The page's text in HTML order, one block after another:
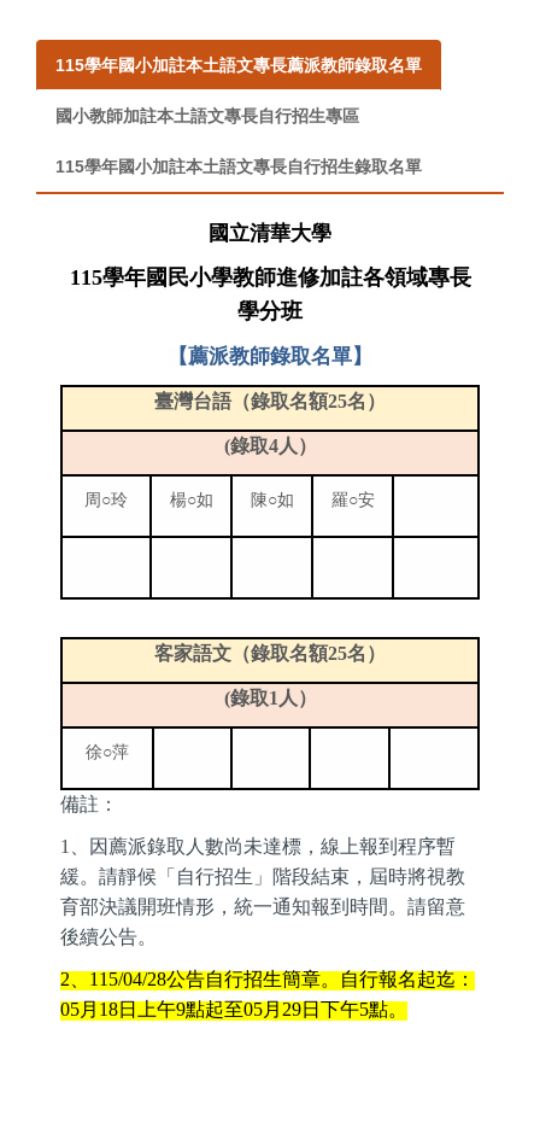
115學年國小加註本土語文專長薦派教師錄取名單
國小教師加註本土語文專長自行招生專區
115學年國小加註本土語文專長自行招生錄取名單
國立清華大學
115學年國民小學教師進修加註各領域專長
學分班
【薦派教師錄取名單】
臺灣台語（錄取名額25名）
(錄取4人）
周○玲 楊○如 陳○如 羅○安
客家語文（錄取名額25名）
(錄取1人）
徐○萍
備註：
1
、因薦派錄取人數尚未達標，線上報到程序暫
緩。 請靜候「自行招生」階段結束，屆時將視教
育部決議開班情形，統一通知報到時間。請留意
後續公告。
2 115/04/28公告自行招生簡章。自行報名起迄：
05月 18日上午9點起至05月 29日下午5點。